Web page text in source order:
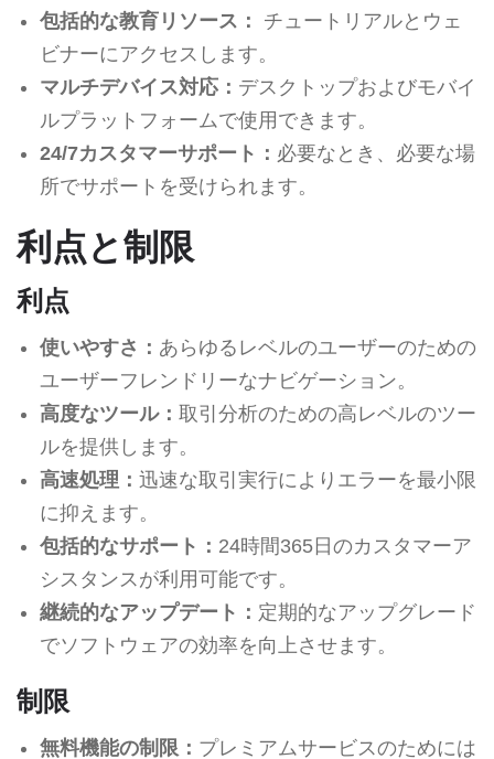
包括的な教育リソース：
チュートリアルとウェ
ビナーにアクセスします。
マルチデバイス対応： デスクトップおよびモバイ
ルプラットフォームで使用できます。
24/7カスタマーサポート： 必要なとき、必要な場
所でサポートを受けられます。
利点と制限
利点
使いやすさ： あらゆるレベルのユーザーのための
ユーザーフレンドリーなナビゲーション。
高度なツール： 取引分析のための高レベルのツー
ルを提供します。
高速処理： 迅速な取引実行によりエラーを最小限
に抑えます。
包括的なサポート： 24時間365日のカスタマーア
シスタンスが利用可能です。
継続的なアップデート： 定期的なアップグレード
でソフトウェアの効率を向上させます。
制限
無料機能の制限： プレミアムサービスのためには